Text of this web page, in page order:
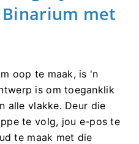
met
oop te maak, is 'n
is om toeganklik
alle vlakke. Deur die
te volg, jou e-pos te
te maak met die